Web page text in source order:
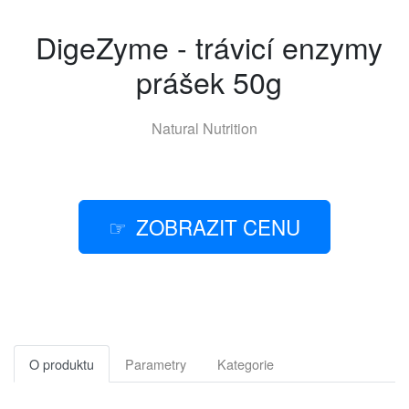
DigeZyme - trávicí enzymy
prášek 50g
Natural Nutrition
ZOBRAZIT CENU
O produktu Parametry Kategorie